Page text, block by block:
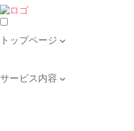
トップページ 
サービス内容 